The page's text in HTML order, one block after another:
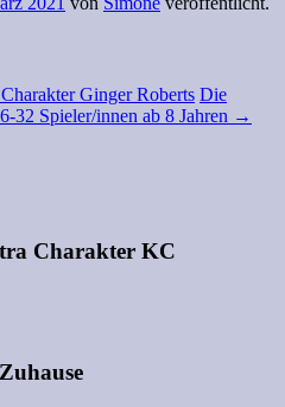
Ginger Roberts Die
32 Spieler/innen ab 8 Jahren →
Charakter KC